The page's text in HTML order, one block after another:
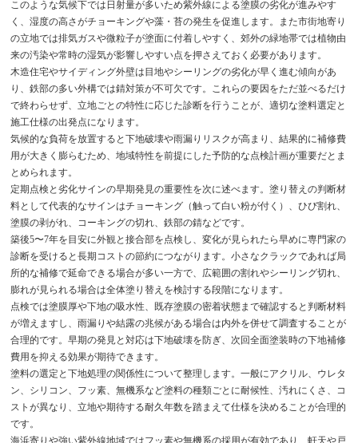
このような気候下では日射量が多いため紫外線による塗膜の劣化が進みやす
く、湿度の高さがチョーキングや藻・苔の発生を促進します。また市街地寄り
の立地では排気ガスや微粒子が塗面に付着しやすく、郊外の緑地帯では植物由
来の汚染や常時の湿気が影響しやすい点を押さえておく必要があります。
木造住宅やサイディング外壁は目地やシーリングの劣化が早く進む傾向があ
り、鉄部の多い外構では錆対策が不可欠です。これらの要因をただ並べるだけ
で終わらせず、立地ごとの特性に応じた診断を行うことが、適切な塗料選定と
施工仕様の出発点になります。
気候的な負荷を放置すると下地破壊や雨漏りリスクが高まり、結果的に補修費
用が大きく膨らむため、地域特性を前提にした予防的な点検計画が重要だとま
とめられます。
定期点検と劣化サインの早期発見の重要性を次に述べます。塗り替えの判断材
料として代表的なサインはチョーキング（触って白い粉が付く）、ひび割れ、
塗膜の剥がれ、コーキングの切れ、鉄部の錆などです。
築後5〜7年を目安に外観と接合部を点検し、変化が見られたら早めに専門家の
診断を受けると長期コストの節約につながります。小さなクラックであれば局
所的な補修で延命できる場合が多い一方で、広範囲の割れやシーリング切れ、
膨れが見られる場合は全体塗り替えを検討する段階になります。
点検では塗膜厚や下地の吸水性、既存塗膜の密着状態まで確認すると判断材料
が増えますし、雨漏りや結露の兆候がある場合は内外を併せて調査することが
合理的です。早期の発見と対応は下地破壊を防ぎ、次回全面塗装時の下地補修
費用を抑える効果が期待できます。
塗料の選定と下地処理の関係性について整理します。一般にアクリル、ウレタ
ン、シリコン、フッ素、無機系など塗料の種類ごとに耐候性、汚れにくさ、コ
ストが異なり、立地や期待する耐久年数を踏まえて仕様を決めることが合理的
です。
海浜寄りや強い紫外線地域ではフッ素や無機系の採用が有効であり、軒天や戸